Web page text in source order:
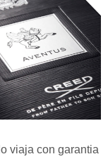
viaja con garantia